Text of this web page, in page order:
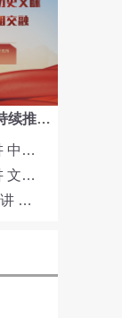
“北京社科”精品讲堂 | 第三讲 持续推动北京历史文脉与生态环境相交融
“北京社科”精品讲堂 | 第五讲 中国电影与文化传统
“北京社科”精品讲堂 | 第四讲 文化与科技融合赋能新质生产力发展
“北京社科”精品讲堂 丨 第一讲 《红楼梦》的北京情缘